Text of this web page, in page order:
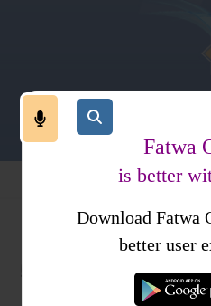
کتب فتاوی
احکام و مسائل، خواتین کا انسائیکلو پیڈیا
Fatwa
is better
Download Fatwa
better user